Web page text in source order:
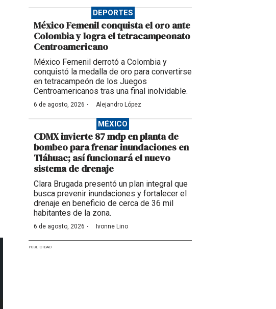
DEPORTES
México Femenil conquista el oro ante
Colombia y logra el tetracampeonato
Centroamericano
México Femenil derrotó a Colombia y
conquistó la medalla de oro para convertirse
en tetracampeón de los Juegos
Centroamericanos tras una final inolvidable.
6 de agosto, 2026 · Alejandro López
MÉXICO
CDMX invierte 87 mdp en planta de
bombeo para frenar inundaciones en
Tláhuac; así funcionará el nuevo
sistema de drenaje
Clara Brugada presentó un plan integral que
busca prevenir inundaciones y fortalecer el
drenaje en beneficio de cerca de 36 mil
habitantes de la zona.
6 de agosto, 2026 · Ivonne Lino
PUBLICIDAD